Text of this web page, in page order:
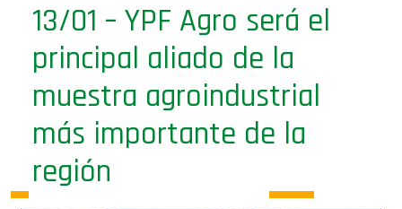
13/01 – YPF Agro será el
principal aliado de la
muestra agroindustrial
más importante de la
región